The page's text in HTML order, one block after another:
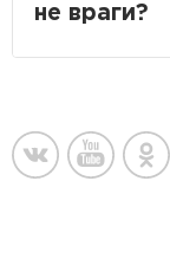
не враги?